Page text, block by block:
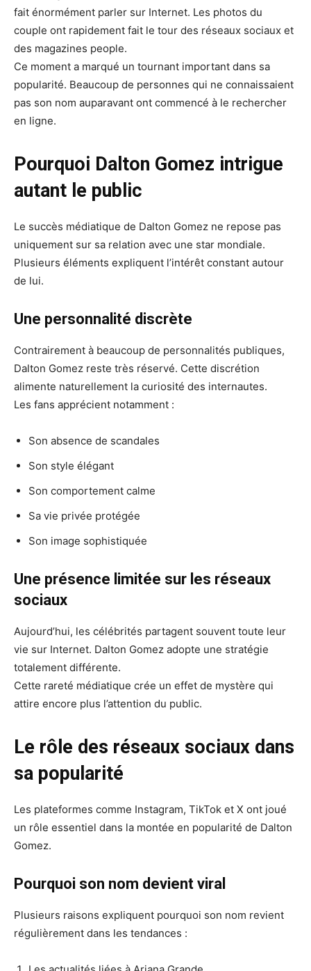
fait énormément parler sur Internet. Les photos du
couple ont rapidement fait le tour des réseaux sociaux et
des magazines people.
Ce moment a marqué un tournant important dans sa
popularité. Beaucoup de personnes qui ne connaissaient
pas son nom auparavant ont commencé à le rechercher
en ligne.
Pourquoi Dalton Gomez intrigue
autant le public
Le succès médiatique de Dalton Gomez ne repose pas
uniquement sur sa relation avec une star mondiale.
Plusieurs éléments expliquent l’intérêt constant autour
de lui.
Une personnalité discrète
Contrairement à beaucoup de personnalités publiques,
Dalton Gomez reste très réservé. Cette discrétion
alimente naturellement la curiosité des internautes.
Les fans apprécient notamment :
Son absence de scandales
Son style élégant
Son comportement calme
Sa vie privée protégée
Son image sophistiquée
Une présence limitée sur les réseaux
sociaux
Aujourd’hui, les célébrités partagent souvent toute leur
vie sur Internet. Dalton Gomez adopte une stratégie
totalement différente.
Cette rareté médiatique crée un effet de mystère qui
attire encore plus l’attention du public.
Le rôle des réseaux sociaux dans
sa popularité
Les plateformes comme Instagram, TikTok et X ont joué
un rôle essentiel dans la montée en popularité de Dalton
Gomez.
Pourquoi son nom devient viral
Plusieurs raisons expliquent pourquoi son nom revient
régulièrement dans les tendances :